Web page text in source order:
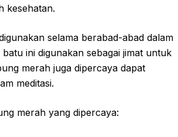
kesehatan.
selama berabad-abad dalam
ini digunakan sebagai jimat untuk
merah juga dipercaya dapat
meditasi.
merah yang dipercaya: